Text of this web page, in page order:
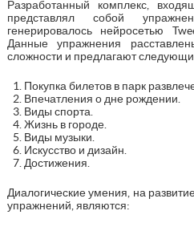
Разработанный комплекс,
представлял собой
генерировалось нейросетью
Данные упражнения
сложности и предлагают
Покупка билетов в парк
Впечатления о дне рождении.
Виды спорта.
Жизнь в городе.
Виды музыки.
Искусство и дизайн.
Достижения.
Диалогические умения, на
упражнений, являются: